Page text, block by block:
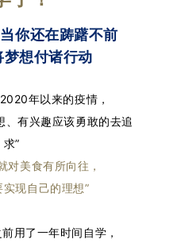
你还在踌躇不前
想付诸行动
年以来的疫情，
、有兴趣应该勇敢的去追
求”
对美食有所向往，
现自己的理想”
用了一年时间自学，